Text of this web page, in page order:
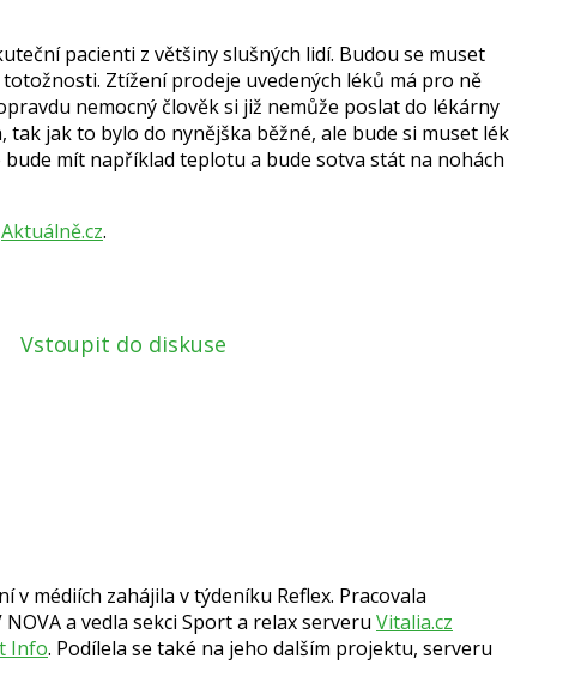
pacienti z většiny slušných lidí. Budou se muset
Ztížení prodeje uvedených léků má pro ně
nemocný člověk si již nemůže poslat do lékárny
tak jak to bylo do nynějška běžné, ale bude si muset lék
mít například teplotu a bude sotva stát na nohách
Aktuálně.cz.
Vstoupit do diskuse
v médiích zahájila v týdeníku Reflex. Pracovala
a vedla sekci Sport a relax serveru Vitalia.cz
Info. Podílela se také na jeho dalším projektu, serveru